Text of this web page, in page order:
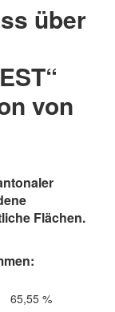
über
von
Flächen.
65,55 %